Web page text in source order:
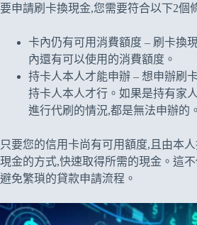
要申請刷卡換現金,您需要符合以下2個
卡內仍有可用消費額度 – 刷卡換
內還有可以使用的消費額度。
持卡人本人才能申辦 – 想申辦刷
持卡人本人才行。如果是持有家
進行代刷的情況,都是無法申辦的。
只要您的信用卡尚有可用額度,且由本
現金的方式,快速取得所需的現金。這
避免繁瑣的貸款申請流程。